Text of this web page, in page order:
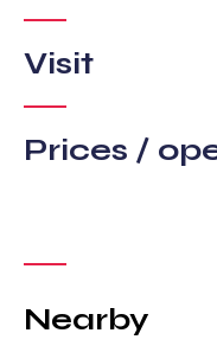
Visit
Prices /
Nearby